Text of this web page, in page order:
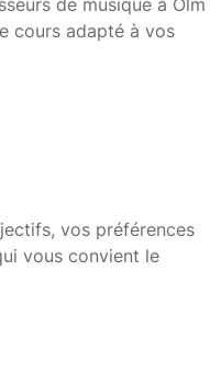
de musique à Olm
cours adapté à vos
vos préférences
vous convient le